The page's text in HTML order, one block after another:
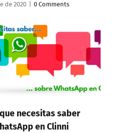
de 2020 0 Comments
necesitas saber
en Clinni